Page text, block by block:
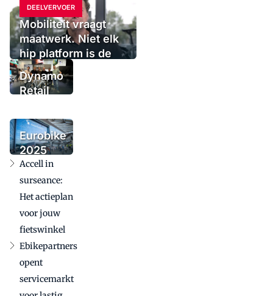
DEELVERVOER
Mobiliteit vraagt
maatwerk. Niet elk
hip platform is de
oplossing
Dynamo
Retail
voegt
urbanmerk
Tenways
toe
Eurobike
2025
bevestigt
internationale
betekenis in
uitdagende
markt
Accell in
surseance:
Het actieplan
voor jouw
fietswinkel
Ebikepartners
opent
servicemarkt